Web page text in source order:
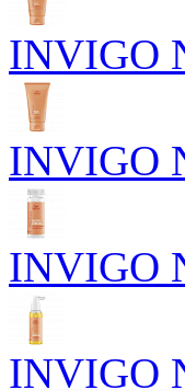
INVIGO
INVIGO
INVIGO
INVIGO